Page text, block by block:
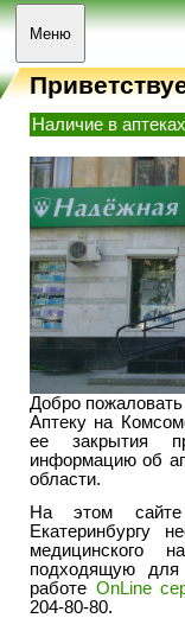
Меню
Наличие в
Добро
Аптеку на
ее закрытия
информацию об
области.
На этом
Екатеринбургу
медицинского
подходящую для
работе OnLine
204-80-80.